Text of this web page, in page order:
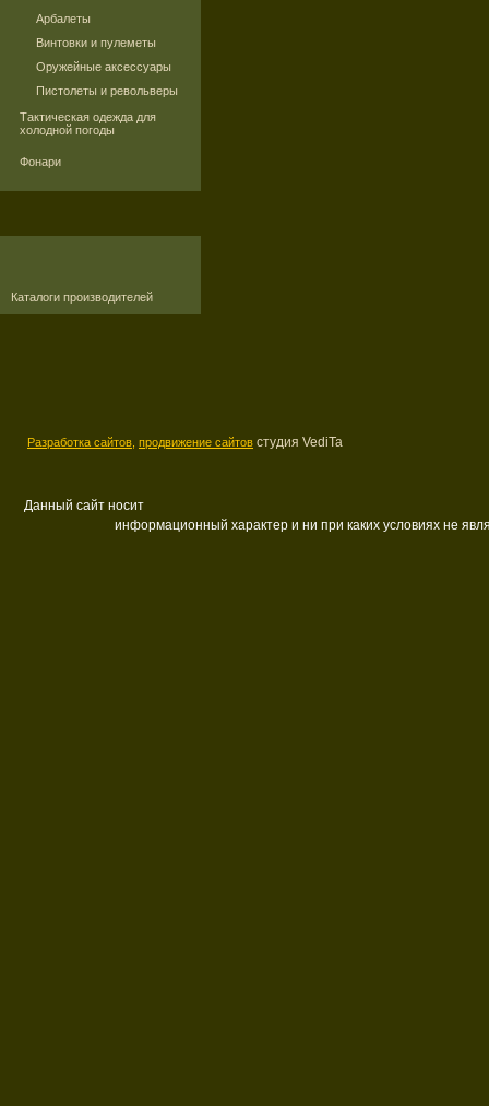
Арбалеты
Винтовки и пулеметы
Оружейные аксессуары
Пистолеты и револьверы
Тактическая одежда для
холодной погоды
Фонари
Каталоги производителей
Разработка сайтов, продвижение сайтов студия VediTa
Данный сайт носит
информационный характер и ни при каких условиях не